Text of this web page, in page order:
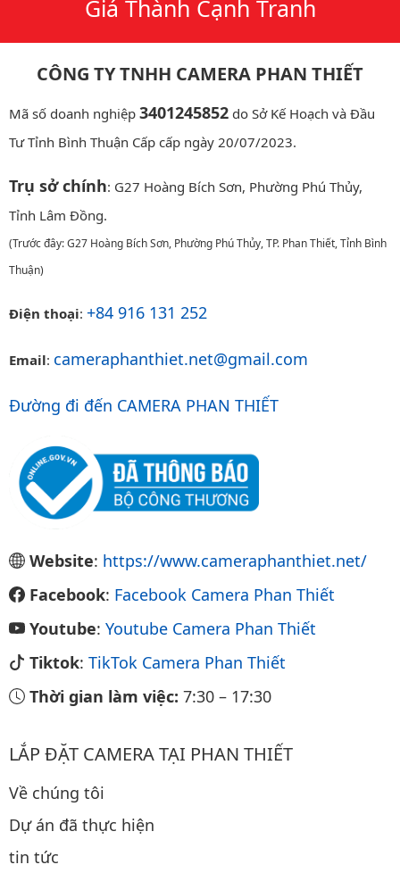
Giá Thành Cạnh Tranh
CÔNG TY TNHH CAMERA PHAN THIẾT
Mã số doanh nghiệp 3401245852 do Sở Kế Hoạch và Đầu
Tư Tỉnh Bình Thuận Cấp cấp ngày 20/07/2023.
Trụ sở chính: G27 Hoàng Bích Sơn, Phường Phú Thủy,
Tỉnh Lâm Đồng.
(Trước đây: G27 Hoàng Bích Sơn, Phường Phú Thủy, TP. Phan Thiết, Tỉnh Bình
Thuận)
Điện thoại: +84 916 131 252
Email: cameraphanthiet.net@gmail.com
Đường đi đến CAMERA PHAN THIẾT
Website: https://www.cameraphanthiet.net/
Facebook: Facebook Camera Phan Thiết
Youtube: Youtube Camera Phan Thiết
Tiktok: TikTok Camera Phan Thiết
Thời gian làm việc: 7:30 – 17:30
LẮP ĐẶT CAMERA TẠI PHAN THIẾT
Về chúng tôi
Dự án đã thực hiện
tin tức